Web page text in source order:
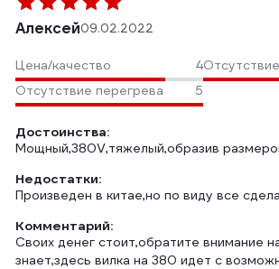
Алексей09.02.2022
Цена/качество 4
Отсутствие перегрева
5
Достоинства:
Мощный,380V,тяжелый,образив
Недостатки:
Произведен в китае,но по виду все
Комментарий:
Своих денег стоит,обратите внимание
знает,здесь вилка на 380 идет с